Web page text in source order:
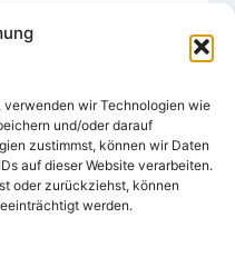
verwenden wir Technologien wie
und/oder darauf
zustimmst, können wir Daten
auf dieser Website verarbeiten.
oder zurückziehst, können
werden.
März 2016